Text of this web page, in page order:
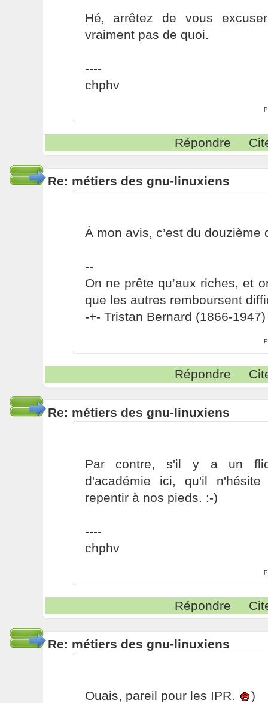
Hé, arrêtez de vous
vraiment pas de quoi.
----
chphv
Répondre
Re: métiers des gnu-linuxiens
À mon avis, c’est du douzième
--
On ne prête qu’aux riches, et
que les autres remboursent
-+- Tristan Bernard (1866-1947)
Répondre
Re: métiers des gnu-linuxiens
Par contre, s'il y a un
d'académie ici, qu'il
repentir à nos pieds. :-)
----
chphv
Répondre
Re: métiers des gnu-linuxiens
Ouais, pareil pour les IPR. )